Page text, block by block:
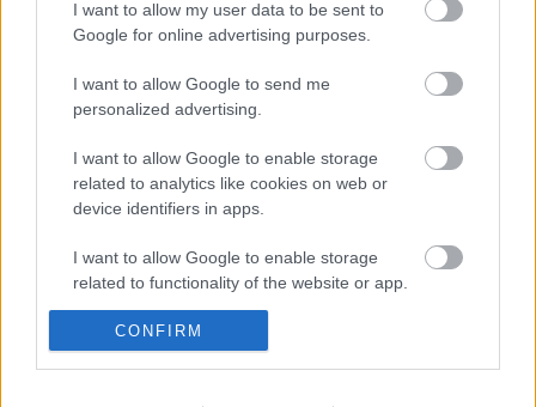
I want to allow my user data to be sent to
Google for online advertising purposes.
I want to allow Google to send me
personalized advertising.
I want to allow Google to enable storage
related to analytics like cookies on web or
device identifiers in apps.
I want to allow Google to enable storage
related to functionality of the website or app.
I want to allow Google to enable storage
related to personalization.
CONFIRM
Szemétdíj és kedvezmények
Év végi hajtás